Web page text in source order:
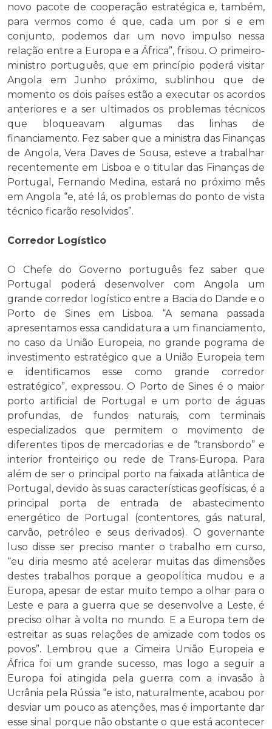
novo pacote de cooperação estratégica e, também,
para vermos como é que, cada um por si e em
conjunto, podemos dar um novo impulso nessa
relação entre a Europa e a África”, frisou. O primeiro-
ministro português, que em princípio poderá visitar
Angola em Junho próximo, sublinhou que de
momento os dois países estão a executar os acordos
anteriores e a ser ultimados os problemas técnicos
que bloqueavam algumas das linhas de
financiamento. Fez saber que a ministra das Finanças
de Angola, Vera Daves de Sousa, esteve a trabalhar
recentemente em Lisboa e o titular das Finanças de
Portugal, Fernando Medina, estará no próximo mês
em Angola “e, até lá, os problemas do ponto de vista
técnico ficarão resolvidos”.
Corredor Logístico
O Chefe do Governo português fez saber que
Portugal poderá desenvolver com Angola um
grande corredor logístico entre a Bacia do Dande e o
Porto de Sines em Lisboa. “A semana passada
apresentamos essa candidatura a um financiamento,
no caso da União Europeia, no grande pograma de
investimento estratégico que a União Europeia tem
e identificamos esse como grande corredor
estratégico”, expressou. O Porto de Sines é o maior
porto artificial de Portugal e um porto de águas
profundas, de fundos naturais, com terminais
especializados que permitem o movimento de
diferentes tipos de mercadorias e de “transbordo” e
interior fronteiriço ou rede de Trans-Europa. Para
além de ser o principal porto na faixada atlântica de
Portugal, devido às suas características geofísicas, é a
principal porta de entrada de abastecimento
energético de Portugal (contentores, gás natural,
carvão, petróleo e seus derivados). O governante
luso disse ser preciso manter o trabalho em curso,
“eu diria mesmo até acelerar muitas das dimensões
destes trabalhos porque a geopolítica mudou e a
Europa, apesar de estar muito tempo a olhar para o
Leste e para a guerra que se desenvolve a Leste, é
preciso olhar à volta no mundo. E a Europa tem de
estreitar as suas relações de amizade com todos os
povos”. Lembrou que a Cimeira União Europeia e
África foi um grande sucesso, mas logo a seguir a
Europa foi atingida pela guerra com a invasão à
Ucrânia pela Rússia “e isto, naturalmente, acabou por
desviar um pouco as atenções, mas é importante dar
esse sinal porque não obstante o que está acontecer